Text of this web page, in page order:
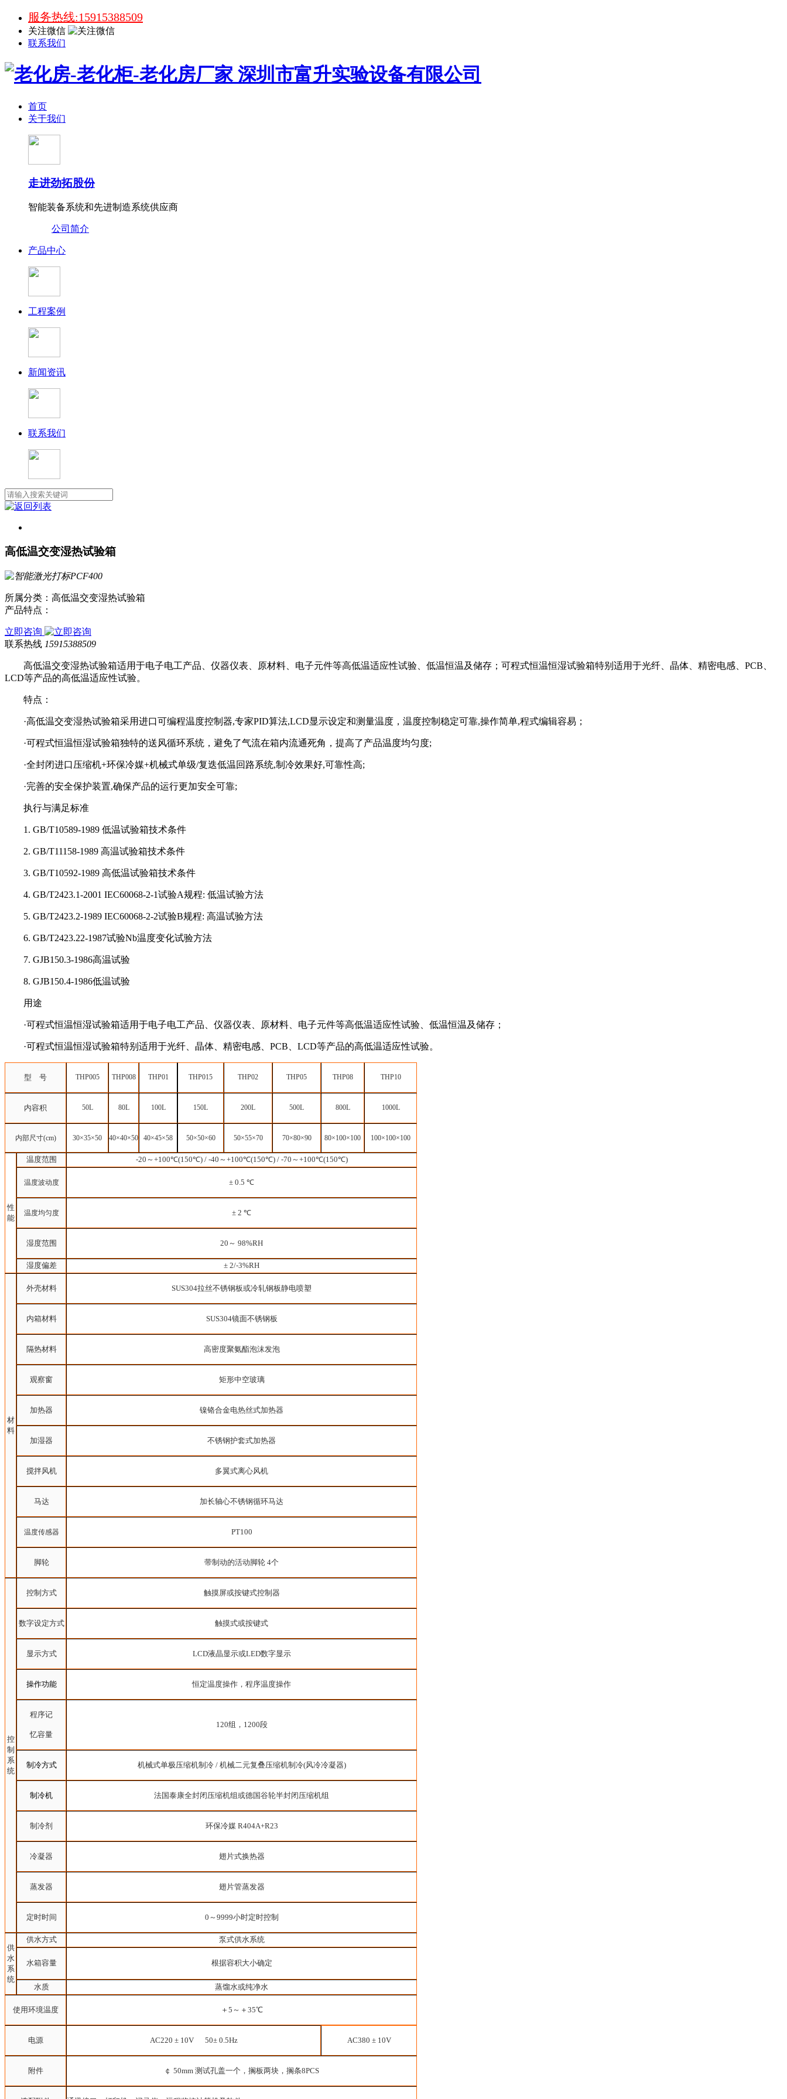
服务热线:15915388509
关注微信
联系我们
首页
关于我们
走进劲拓股份
智能装备系统和先进制造系统供应商
公司简介
产品中心
工程案例
新闻资讯
联系我们
高低温交变湿热试验箱
所属分类：高低温交变湿热试验箱
产品特点：
立即咨询
联系热线 15915388509
高低温交变湿热试验箱适用于电子电工产品、仪器仪表、原材料、电子元件等高低温适应性试验、低温恒温及储存；可程式恒温恒湿试验箱特别适用于光纤、晶体、精密电感、PCB、
LCD等产品的高低温适应性试验。
特点：
·高低温交变湿热试验箱采用进口可编程温度控制器,专家PID算法,LCD显示设定和测量温度，温度控制稳定可靠,操作简单,程式编辑容易；
·可程式恒温恒湿试验箱独特的送风循环系统，避免了气流在箱内流通死角，提高了产品温度均匀度;
·全封闭进口压缩机+环保冷媒+机械式单级/复迭低温回路系统,制冷效果好,可靠性高;
·完善的安全保护装置,确保产品的运行更加安全可靠;
执行与满足标准
1. GB/T10589-1989 低温试验箱技术条件
2. GB/T11158-1989 高温试验箱技术条件
3. GB/T10592-1989 高低温试验箱技术条件
4. GB/T2423.1-2001 IEC60068-2-1试验A规程: 低温试验方法
5. GB/T2423.2-1989 IEC60068-2-2试验B规程: 高温试验方法
6. GB/T2423.22-1987试验Nb温度变化试验方法
7. GJB150.3-1986高温试验
8. GJB150.4-1986低温试验
用途
·可程式恒温恒湿试验箱适用于电子电工产品、仪器仪表、原材料、电子元件等高低温适应性试验、低温恒温及储存；
·可程式恒温恒湿试验箱特别适用于光纤、晶体、精密电感、PCB、LCD等产品的高低温适应性试验。
型 号 THP005 THP008 THP01 THP015 THP02 THP05 THP08 THP10
内容积 50L 80L 100L 150L 200L 500L 800L 1000L
内部尺寸(cm) 30×35×50 40×40×50 40×45×58 50×50×60 50×55×70 70×80×90 80×100×100 100×100×100
性
能
温度范围 -20 ～ +100℃(150℃) / -40 ～ +100℃(150℃) / -70 ～ +100℃(150℃)
温度波动度 ± 0.5 ℃
温度均匀度 ± 2 ℃
湿度范围 20 ～ 98%RH
湿度偏差 ± 2/-3%RH
材
料
外壳材料 SUS304拉丝不锈钢板或冷轧钢板静电喷塑
内箱材料 SUS304镜面不锈钢板
隔热材料 高密度聚氨酯泡沫发泡
观察窗 矩形中空玻璃
加热器 镍铬合金电热丝式加热器
加湿器 不锈钢护套式加热器
搅拌风机 多翼式离心风机
马达 加长轴心不锈钢循环马达
温度传感器 PT100
脚轮 带制动的活动脚轮 4个
控
制
系
统
控制方式 触摸屏或按键式控制器
数字设定方式 触摸式或按键式
显示方式 LCD液晶显示或LED数字显示
操作功能 恒定温度操作，程序温度操作
程序记
忆容量
120组，1200段
制冷方式 机械式单极压缩机制冷 / 机械二元复叠压缩机制冷(风冷冷凝器)
制冷机 法国泰康全封闭压缩机组或德国谷轮半封闭压缩机组
制冷剂 环保冷媒 R404A+R23
冷凝器 翅片式换热器
蒸发器 翅片管蒸发器
定时时间 0～9999小时定时控制
供
水
系
统
供水方式 泵式供水系统
水箱容量 根据容积大小确定
水质 蒸馏水或纯净水
使用环境温度 ＋5～＋35℃
电源 AC220 ± 10V 50± 0.5Hz AC380 ± 10V
附件 ￠ 50mm 测试孔盖一个，搁板两块，搁条8PCS